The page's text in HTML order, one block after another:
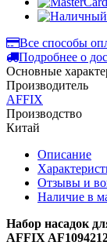
Все способы
Подробнее о
Основные
Производитель
AFFIX
Производство
Китай
Описание
Отзывы и
Наличие в
Набор насадок
AFFIX